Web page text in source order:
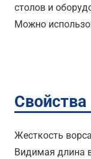
столов и
Можно
Свойства
Жесткость
Видимая длина